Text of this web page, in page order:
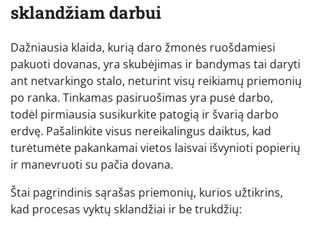
sklandžiam darbui
Dažniausia klaida, kurią daro žmonės ruošdamiesi
pakuoti dovanas, yra skubėjimas ir bandymas tai daryti
ant netvarkingo stalo, neturint visų reikiamų priemonių
po ranka. Tinkamas pasiruošimas yra pusė darbo,
todėl pirmiausia susikurkite patogią ir švarią darbo
erdvę. Pašalinkite visus nereikalingus daiktus, kad
turėtumėte pakankamai vietos laisvai išvynioti popierių
ir manevruoti su pačia dovana.
Štai pagrindinis sąrašas priemonių, kurios užtikrins,
kad procesas vyktų sklandžiai ir be trukdžių: